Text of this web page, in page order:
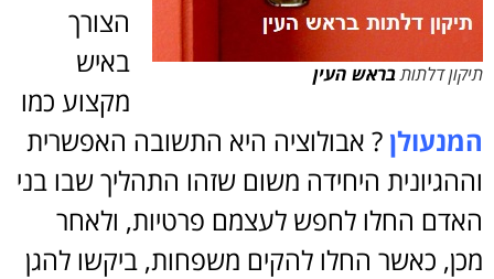
תיקון דלתותבראש העין
הצורך
באיש
מקצוע כמו
המנעולן ? אבולוציה היא התשובה האפשרית
וההגיונית היחידה משום שזהו התהליך שבו בני
האדם החלו לחפש לעצמם פרטיות, ולאחר
מכן, כאשר החלו להקים משפחות, ביקשו להגן